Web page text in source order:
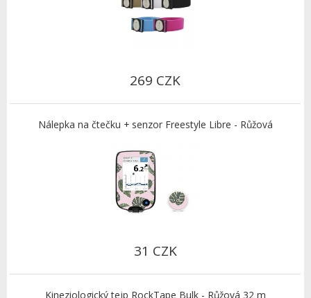
269 CZK
Nálepka na čtečku + senzor Freestyle Libre - Růžová
31 CZK
Kineziologický tejp RockTape Bulk - Růžová 32 m